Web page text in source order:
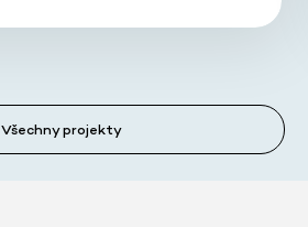
Všechny projekty